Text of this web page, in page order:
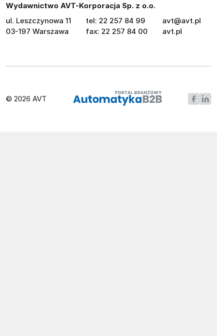
Wydawnictwo AVT-Korporacja Sp. z o.o.
ul. Leszczynowa 11
03-197 Warszawa
tel: 22 257 84 99
fax: 22 257 84 00
avt@avt.pl
avt.pl
© 2026 AVT